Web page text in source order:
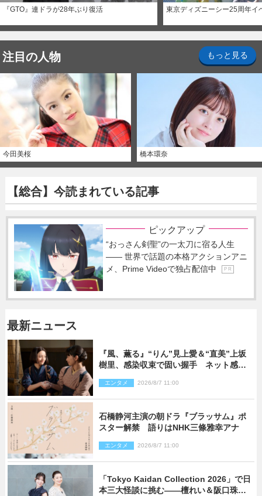
『GTO』連ドラが28年ぶり復活 東京ディズニーシー25周年イ
注目の人物 もっと見る
今田美桜 橋本環奈
【総合】今読まれている記事
ピックアップ
“おっさん剣聖”の一太刀に宿る人生
―― 世界で話題の本格アクションアニ
メ、Prime Videoで独占配信中
P R
最新ニュース
『風、薫る』“りん”見上愛＆“直美”上坂
樹里、感染収束で固い握手 ネット感動
エンタメ 2026/8/7 11:00
石橋静河主演の朝ドラ『ブラッサム』ポ
スター解禁 語りはNHK三條雅幸アナ
エンタメ 2026/8/7 11:00
「Tokyo Kaidan Collection 2026」で日
本三大怪談に挑む――檀れい＆阪口珠美